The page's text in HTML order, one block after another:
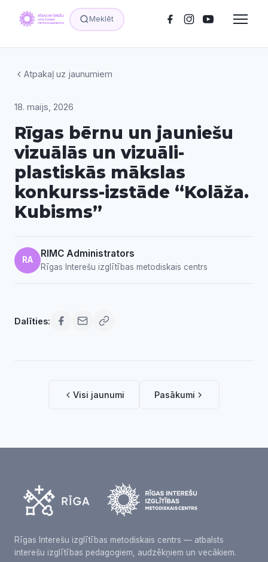
Meklēt
Atpakaļ uz jaunumiem
18. maijs, 2026
Rīgas bērnu un jauniešu
vizuālās un vizuāli-
plastiskās mākslas
konkurss-izstāde “Kolāža.
Kubisms”
RA
RIMC Administrators
Rīgas Interešu izglītības metodiskais centrs
Dalīties:
Visi jaunumi Pasākumi
Rīgas Interešu izglītības metodiskais centrs — atbalsts
interešu izglītības pedagogiem, audzēkņiem un vecākiem.